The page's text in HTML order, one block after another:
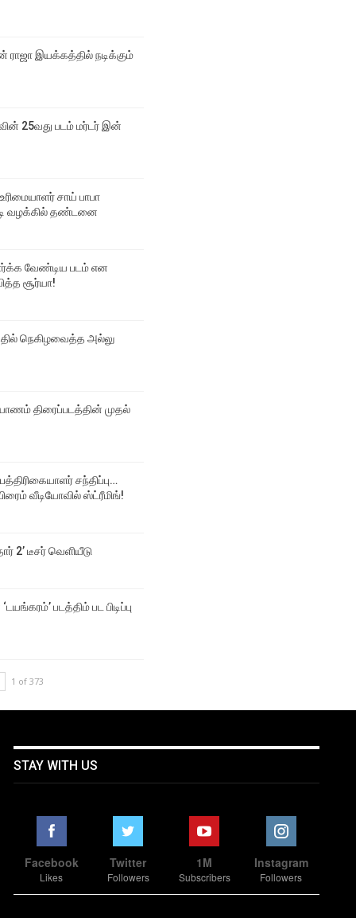
இயக்கத்தில் நடிக்கும்
25வது படம் மர்டர் இன்
சாய் பாபா
வழக்கில் தண்டனை
வேண்டிய படம் என
சூர்யா!
நெகிழவைத்த அல்லு
திரைப்படத்தின் முதல்
சந்திப்பு…
வீடியோவில் ஸ்ட்ரீமிங்!
2’ டீசர் வெளியீடு
படத்திம் பட பிடிப்பு
1 of 373
STAY WITH US
Facebook
Likes
Twitter
Followers
1M
Subscribers
Instagram
Followers